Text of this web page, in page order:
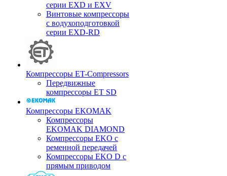
серии EXD и EXV
Винтовые компрессоры
с водухоподготовкой
серии EXD-RD
Компрессоры ET-Compressors
Передвижные
компрессоры ET SD
Компрессоры EKOMAK
Компрессоры
EKOMAK DIAMOND
Компрессоры EKO c
ременной передачей
Компрессоры EKO D с
прямым приводом